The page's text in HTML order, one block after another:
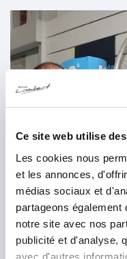
Ce site web utilise
Les cookies nous
et les annonces,
médias sociaux et
partageons
notre site avec nos
publicité et d'analyse,
avec d'autres